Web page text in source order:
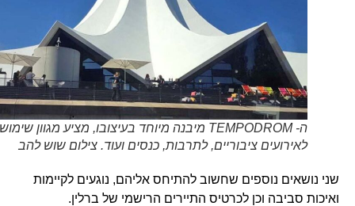
ה- TEMPODROM מיבנה מיוחד בעיצובו, מציע מגוון שימושים
לאירועים ציבוריים, לתרבות, כנסים ועוד. צילום שוש להב
שני נושאים נוספים שחשוב להתיחס אליהם, נוגעים לקיימות
ואיכות סביבה וכן לכרטיס התיירים הרישמי של ברלין.